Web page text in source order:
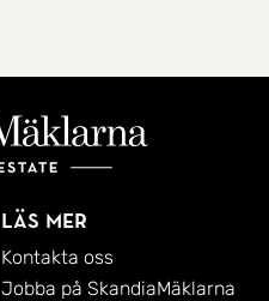
Läs mer
Kontakta oss
Jobba på SkandiaMäklarna